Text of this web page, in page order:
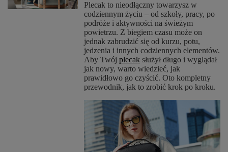
Plecak to nieodłączny towarzysz w
codziennym życiu – od szkoły, pracy, po
podróże i aktywności na świeżym
powietrzu. Z biegiem czasu może on
jednak zabrudzić się od kurzu, potu,
jedzenia i innych codziennych elementów.
Aby Twój plecaksłużył długo i wyglądał
jak nowy, warto wiedzieć, jak
prawidłowo go czyścić. Oto kompletny
przewodnik, jak to zrobić krok po kroku.